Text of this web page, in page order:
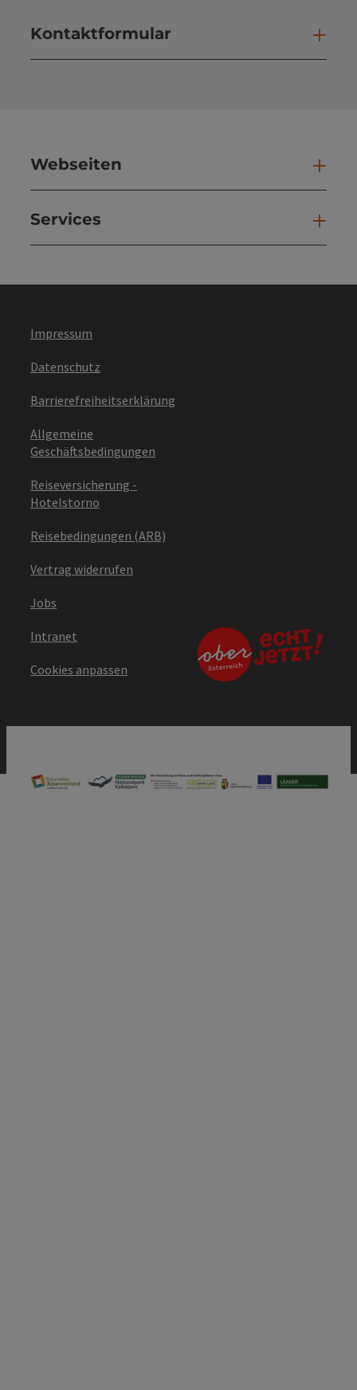
Kontaktformular
Webseiten
Services
Impressum
Datenschutz
Barrierefreiheitserklärung
Allgemeine
Geschäftsbedingungen
Reiseversicherung -
Hotelstorno
Reisebedingungen (ARB)
Vertrag widerrufen
Jobs
Intranet
Cookies anpassen